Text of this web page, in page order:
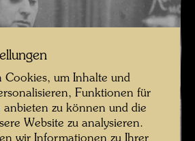
Cookies, um Inhalte und
Funktionen für
anbieten zu können und die
Website zu analysieren.